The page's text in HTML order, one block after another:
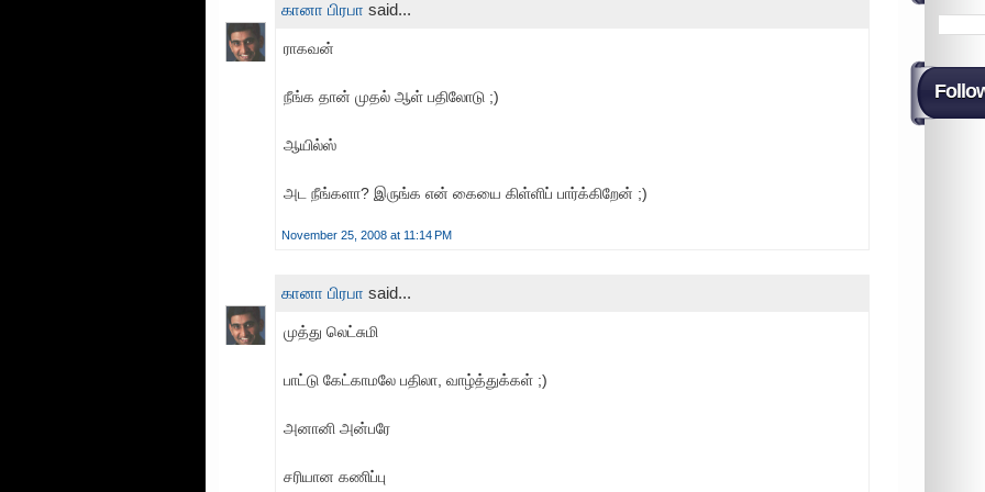
கானா பிரபா said...
ராகவன்
நீங்க தான் முதல் ஆள் பதிலோடு ;)
ஆயில்ஸ்
அட நீங்களா? இருங்க என் கையை கிள்ளிப் பார்க்கிறேன் ;)
November 25, 2008 at 11:14 PM
கானா பிரபா said...
முத்து லெட்சுமி
பாட்டு கேட்காமலே பதிலா, வாழ்த்துக்கள் ;)
அனானி அன்பரே
சரியான கணிப்பு